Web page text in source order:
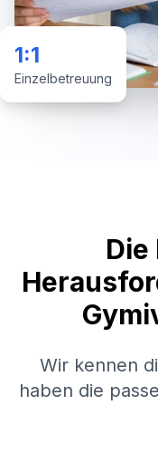
1:1
Einzelbetreuung
Wir kennen
haben die